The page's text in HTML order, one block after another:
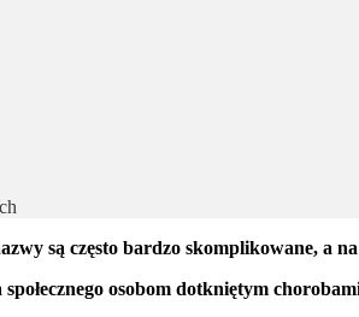
są często bardzo skomplikowane, a
osobom dotkniętym